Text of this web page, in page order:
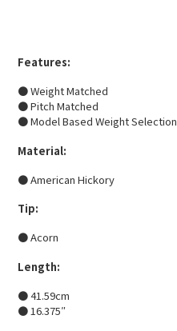
Features:
● Weight Matched
● Pitch Matched
● Model Based Weight Selection
Material:
● American Hickory
Tip:
● Acorn
Length:
● 41.59cm
● 16.375″